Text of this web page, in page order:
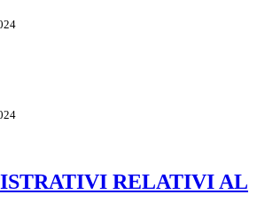
RELATIVI AL